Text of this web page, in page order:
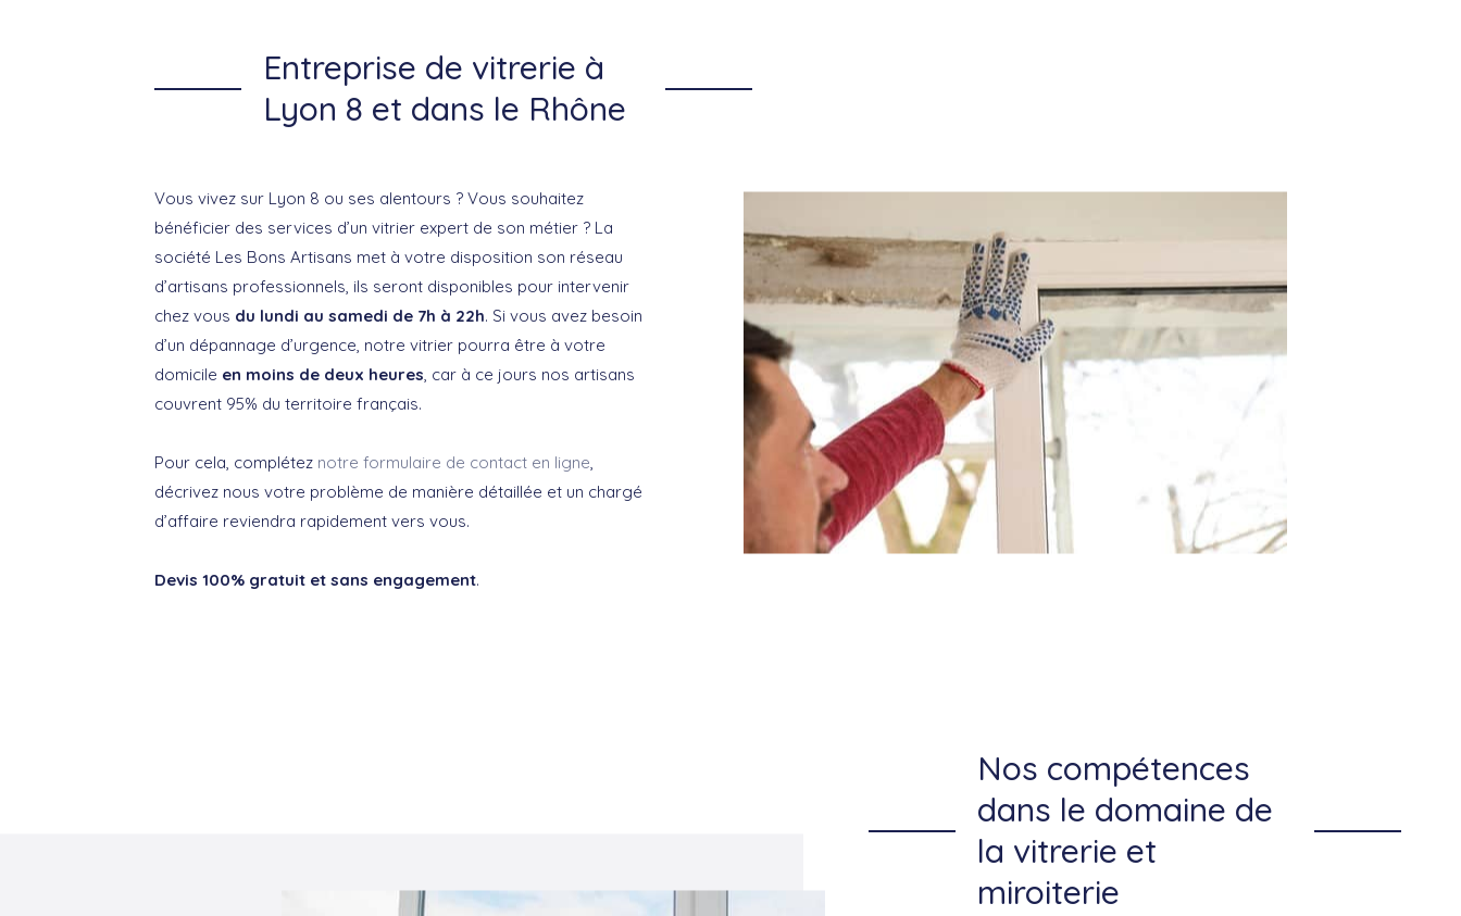
Entreprise de vitrerie à
Lyon 8 et dans le Rhône
Vous vivez sur Lyon 8 ou ses alentours ? Vous souhaitez
bénéficier des services d’un vitrier expert de son métier ? La
société Les Bons Artisans met à votre disposition son réseau
d’artisans professionnels, ils seront disponibles pour intervenir
chez vous du lundi au samedi de 7h à 22h. Si vous avez besoin
d’un dépannage d’urgence, notre vitrier pourra être à votre
domicile en moins de deux heures, car à ce jours nos artisans
couvrent 95% du territoire français.
Pour cela, complétez notre formulaire de contact en ligne,
décrivez nous votre problème de manière détaillée et un chargé
d’affaire reviendra rapidement vers vous.
Devis 100% gratuit et sans engagement.
Nos compétences
dans le domaine de
la vitrerie et
miroiterie